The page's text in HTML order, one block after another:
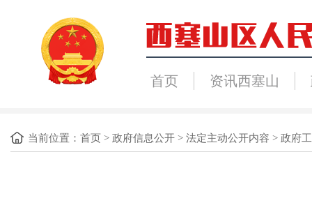
首页 资讯西塞山
当前位置： 首页 > 政府信息公开 > 法定主动公开内容 > 政府